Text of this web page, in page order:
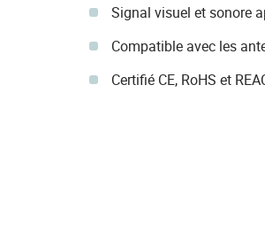
Signal visuel et sonore
Compatible avec les
Certifié CE, RoHS et